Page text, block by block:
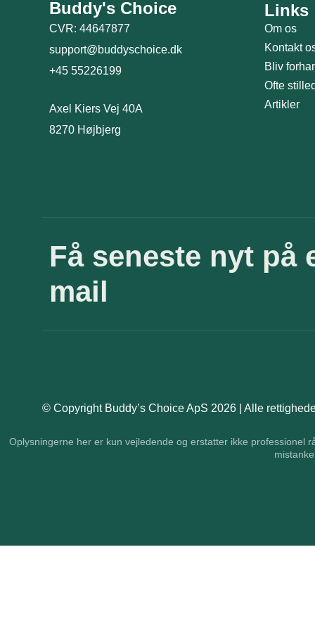
Buddy's Choice
CVR: 44647877
support@buddyschoice.dk
+45 55226199
Axel Kiers Vej 40A
8270 Højbjerg
Links
Om os
Kontakt
Bliv
Ofte
Artikler
Få seneste nyt på
mail
© Copyright Buddy’s Choice ApS 2026 | Alle
Oplysningerne her er kun vejledende og erstatter ikke professionel